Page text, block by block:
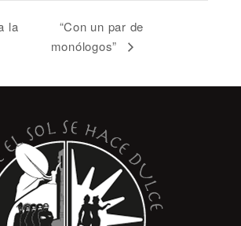
la
“Con un par de
monólogos”